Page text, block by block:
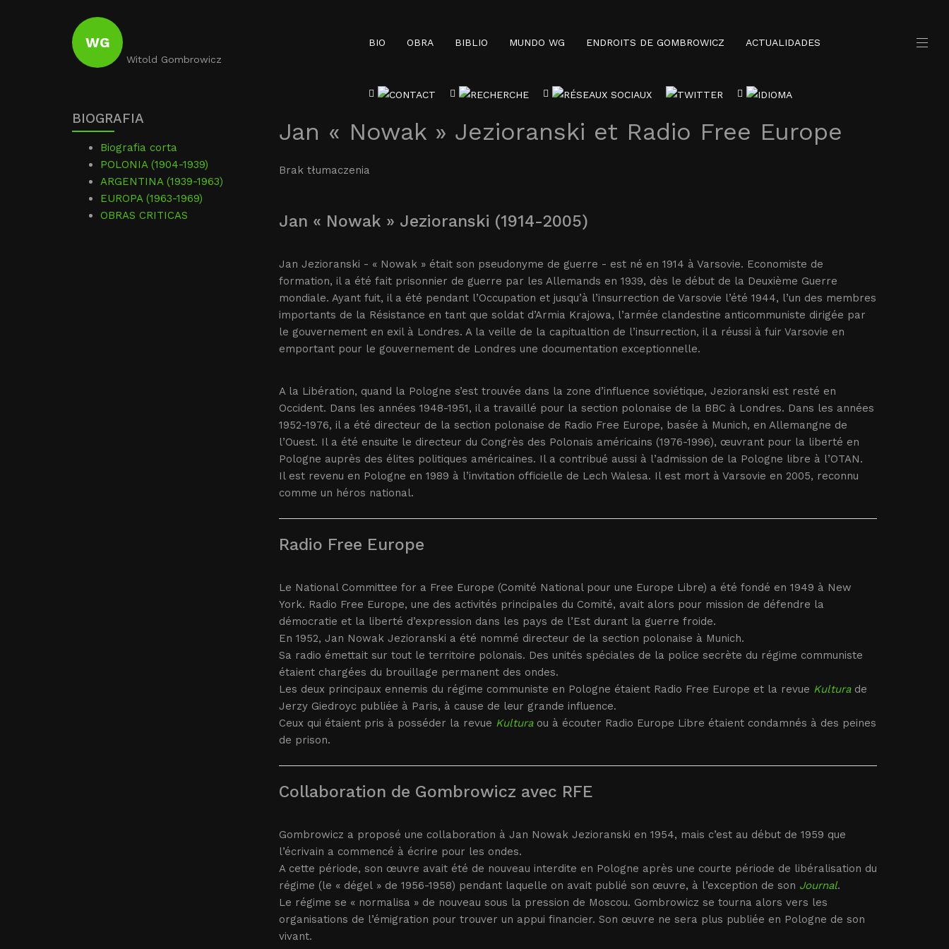
WG
Witold Gombrowicz
BIO OBRA BIBLIO MUNDO WG ENDROITS DE GOMBROWICZ ACTUALIDADES
Jan « Nowak » Jezioranski et Radio Free Europe
Brak tłumaczenia
Jan « Nowak » Jezioranski (1914-2005)
Jan Jezioranski - « Nowak » était son pseudonyme de guerre - est né en 1914 à Varsovie. Economiste de
formation, il a été fait prisonnier de guerre par les Allemands en 1939, dès le début de la Deuxième Guerre
mondiale. Ayant fuit, il a été pendant l’Occupation et jusqu’à l’insurrection de Varsovie l’été 1944, l’un des membres
importants de la Résistance en tant que soldat d’Armia Krajowa, l’armée clandestine anticommuniste dirigée par
le gouvernement en exil à Londres. A la veille de la capitualtion de l’insurrection, il a réussi à fuir Varsovie en
emportant pour le gouvernement de Londres une documentation exceptionnelle.
A la Libération, quand la Pologne s’est trouvée dans la zone d’influence soviétique, Jezioranski est resté en
Occident. Dans les années 1948-1951, il a travaillé pour la section polonaise de la BBC à Londres. Dans les années
1952-1976, il a été directeur de la section polonaise de Radio Free Europe, basée à Munich, en Allemangne de
l’Ouest. Il a été ensuite le directeur du Congrès des Polonais américains (1976-1996), œuvrant pour la liberté en
Pologne auprès des élites politiques américaines. Il a contribué aussi à l’admission de la Pologne libre à l’OTAN.
Il est revenu en Pologne en 1989 à l’invitation officielle de Lech Walesa. Il est mort à Varsovie en 2005, reconnu
comme un héros national.
Radio Free Europe
Le National Committee for a Free Europe (Comité National pour une Europe Libre) a été fondé en 1949 à New
York. Radio Free Europe, une des activités principales du Comité, avait alors pour mission de défendre la
démocratie et la liberté d’expression dans les pays de l’Est durant la guerre froide.
En 1952, Jan Nowak Jezioranski a été nommé directeur de la section polonaise à Munich.
Sa radio émettait sur tout le territoire polonais. Des unités spéciales de la police secrète du régime communiste
étaient chargées du brouillage permanent des ondes.
Les deux principaux ennemis du régime communiste en Pologne étaient Radio Free Europe et la revue Kulturade
Jerzy Giedroyc publiée à Paris, à cause de leur grande influence.
Ceux qui étaient pris à posséder la revue Kulturaou à écouter Radio Europe Libre étaient condamnés à des peines
de prison.
Collaboration de Gombrowicz avec RFE
Gombrowicz a proposé une collaboration à Jan Nowak Jezioranski en 1954, mais c’est au début de 1959 que
l’écrivain a commencé à écrire pour les ondes.
A cette période, son œuvre avait été de nouveau interdite en Pologne après une courte période de libéralisation du
régime (le « dégel » de 1956-1958) pendant laquelle on avait publié son œuvre, à l’exception de son Journal.
Le régime se « normalisa » de nouveau sous la pression de Moscou. Gombrowicz se tourna alors vers les
organisations de l’émigration pour trouver un appui financier. Son œuvre ne sera plus publiée en Pologne de son
vivant.
BIOGRAFIA
Biografia corta
POLONIA (1904-1939)
ARGENTINA (1939-1963)
EUROPA (1963-1969)
OBRAS CRITICAS